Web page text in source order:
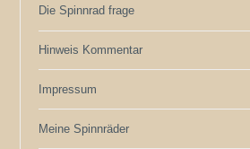
Die Spinnrad frage
Hinweis Kommentar
Impressum
Meine Spinnräder